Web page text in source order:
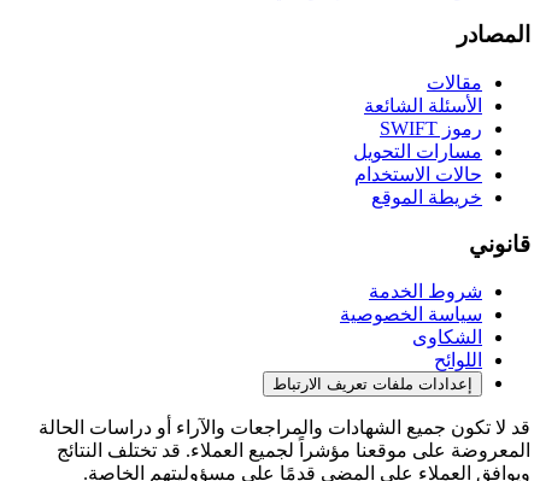
المصادر
مقالات
الأسئلة الشائعة
رموز SWIFT
مسارات التحويل
حالات الاستخدام
خريطة الموقع
قانوني
شروط الخدمة
سياسة الخصوصية
الشكاوى
اللوائح
إعدادات ملفات تعريف الارتباط
قد لا تكون جميع الشهادات والمراجعات والآراء أو دراسات الحالة
المعروضة على موقعنا مؤشراً لجميع العملاء. قد تختلف النتائج
ويوافق العملاء على المضي قدمًا على مسؤوليتهم الخاصة.